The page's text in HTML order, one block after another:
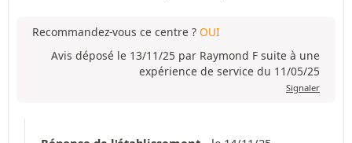
Recommandez-vous ce centre ? OUI
Avis déposé le 13/11/25 par Raymond F suite à une
expérience de service du 11/05/25
Signaler